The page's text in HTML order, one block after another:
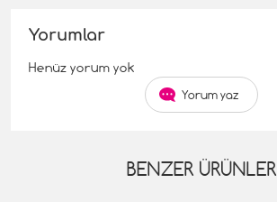
Yorumlar
Henüz yorum yok
Yorum yaz
BENZER ÜRÜNLER